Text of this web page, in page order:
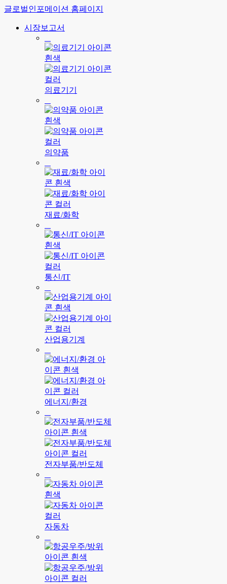
글로벌인포메이션 홈페이지
시장보고서
의료기기
의약품
재료/화학
통신/IT
산업용기계
에너지/환경
전자부품/반도체
자동차